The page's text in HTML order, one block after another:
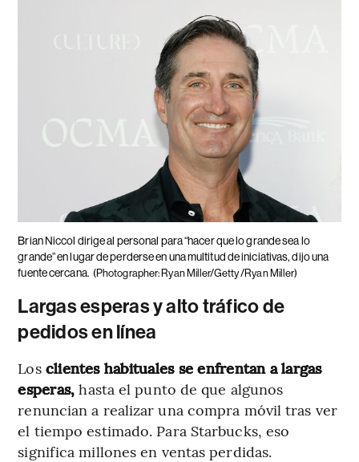
Brian Niccol dirige al personal para “hacer que lo grande sea lo
grande” en lugar de perderse en una multitud de iniciativas, dijo una
fuente cercana. (Photographer: Ryan Miller/Getty /Ryan Miller)
Largas esperas y alto tráfico de
pedidos en línea
Los clientes habituales se enfrentan a largas
esperas, hasta el punto de que algunos
renuncian a realizar una compra móvil tras ver
el tiempo estimado. Para Starbucks, eso
significa millones en ventas perdidas.